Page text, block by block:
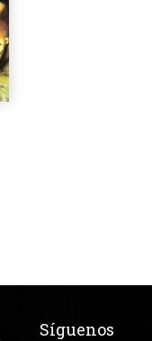
Síguenos